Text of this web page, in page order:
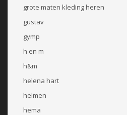
grote maten kleding heren
gustav
gymp
h en m
h&m
helena hart
helmen
hema